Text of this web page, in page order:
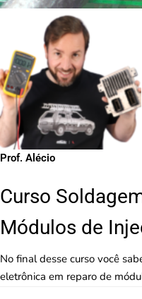
Prof. Alécio
Curso
Módulos de
No final desse curso você
eletrônica em reparo de